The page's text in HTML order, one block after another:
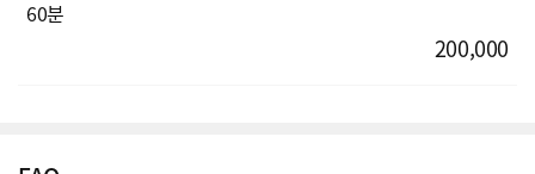
60분
200,000